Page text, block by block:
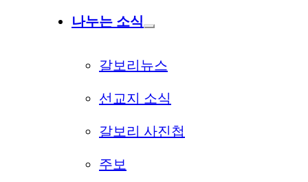
나누는 소식
갈보리뉴스
선교지 소식
갈보리 사진첩
주보